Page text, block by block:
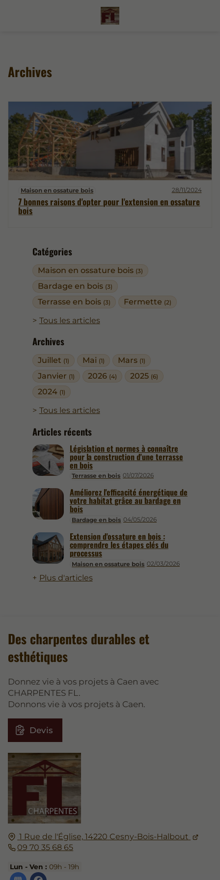
Catégories
Maison en ossature bois (3)
Bardage en bois (3)
Terrasse en bois (3) Fermette (2)
Tous les articles
Archives
Juillet (1) Mai (1) Mars (1)
Janvier (1) 2026 (4) 2025 (6)
2024 (1)
Tous les articles
Articles récents
Terrasse en bois 01/07/2026
Législation et normes à connaître
pour la construction d'une terrasse
en bois
Bardage en bois 04/05/2026
Améliorez l'efficacité énergétique de
votre habitat grâce au bardage en
bois
Maison en ossature bois 02/03/2026
Extension d'ossature en bois :
comprendre les étapes clés du
processus
Plus d'articles
Archives
Maison en ossature bois 28/11/2024
7 bonnes raisons d'opter pour l'extension en ossature
bois
1 Rue de l'Église, 14220 Cesny-Bois-Halbout
09 70 35 68 65
Lun - Ven : 09h - 19h
Des charpentes durables et
esthétiques
Donnez vie à vos projets à Caen avec
CHARPENTES FL.
Donnons vie à vos projets à Caen.
Devis